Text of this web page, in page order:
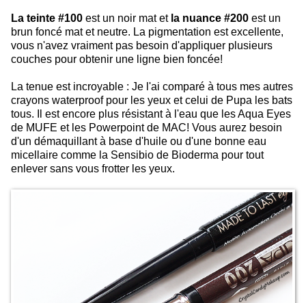
La teinte #100 est un noir mat et la nuance #200 est un
brun foncé mat et neutre. La pigmentation est excellente,
vous n'avez vraiment pas besoin d'appliquer plusieurs
couches pour obtenir une ligne bien foncée!
La tenue est incroyable : Je l'ai comparé à tous mes autres
crayons waterproof pour les yeux et celui de Pupa les bats
tous. Il est encore plus résistant à l'eau que les Aqua Eyes
de MUFE et les Powerpoint de MAC! Vous aurez besoin
d'un démaquillant à base d'huile ou d'une bonne eau
micellaire comme la Sensibio de Bioderma pour tout
enlever sans vous frotter les yeux.